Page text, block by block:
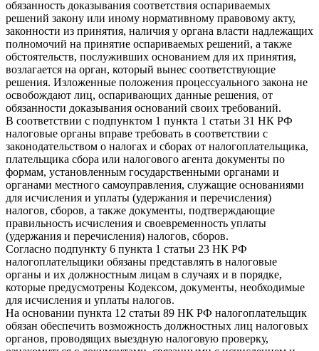
обязанность доказывания соответствия оспариваемых
решений закону или иному нормативному правовому акту,
законности из принятия, наличия у органа власти надлежащих
полномочий на принятие оспариваемых решений, а также
обстоятельств, послуживших основанием для их принятия,
возлагается на орган, который вынес соответствующие
решения. Изложенные положения процессуального закона не
освобождают лиц, оспаривающих данные решения, от
обязанности доказывания оснований своих требований.
В соответствии с подпунктом 1 пункта 1 статьи 31 НК РФ
налоговые органы вправе требовать в соответствии с
законодательством о налогах и сборах от налогоплательщика,
плательщика сбора или налогового агента документы по
формам, установленным государственными органами и
органами местного самоуправления, служащие основаниями
для исчисления и уплаты (удержания и перечисления)
налогов, сборов, а также документы, подтверждающие
правильность исчисления и своевременность уплаты
(удержания и перечисления) налогов, сборов.
Согласно подпункту 6 пункта 1 статьи 23 НК РФ
налогоплательщики обязаны представлять в налоговые
органы и их должностным лицам в случаях и в порядке,
которые предусмотрены Кодексом, документы, необходимые
для исчисления и уплаты налогов.
На основании пункта 12 статьи 89 НК РФ налогоплательщик
обязан обеспечить возможность должностных лиц налоговых
органов, проводящих выездную налоговую проверку,